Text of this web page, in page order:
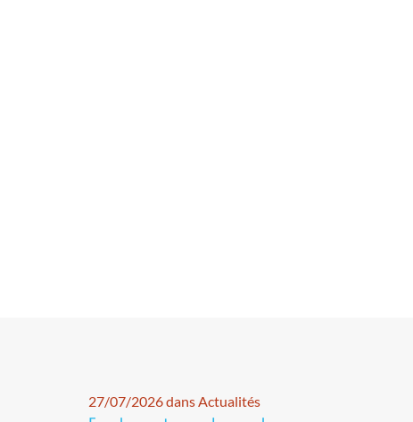
27/07/2026 dans Actualités